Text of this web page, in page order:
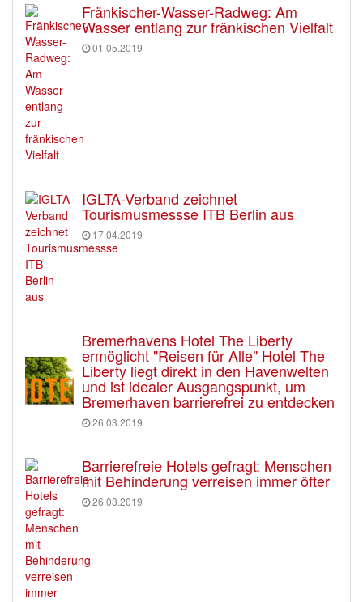
Fränkischer-Wasser-Radweg: Am
Wasser entlang zur fränkischen Vielfalt
01.05.2019
IGLTA-Verband zeichnet
Tourismusmessse ITB Berlin aus
17.04.2019
Bremerhavens Hotel The Liberty
ermöglicht "Reisen für Alle" Hotel The
Liberty liegt direkt in den Havenwelten
und ist idealer Ausgangspunkt, um
Bremerhaven barrierefrei zu entdecken
26.03.2019
Barrierefreie Hotels gefragt: Menschen
mit Behinderung verreisen immer öfter
26.03.2019